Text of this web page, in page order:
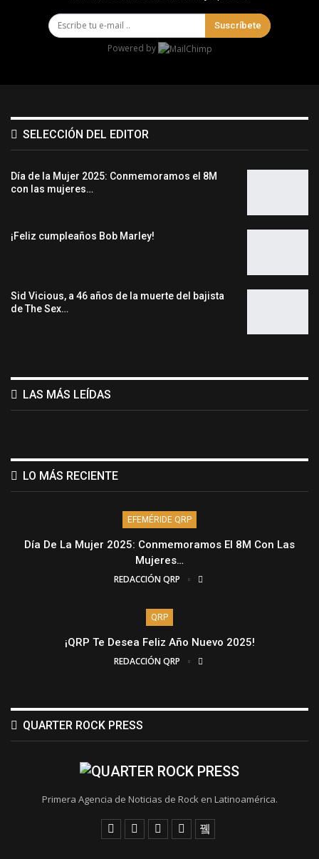
Suscríbete
Powered by
SELECCIÓN DEL EDITOR
Día de la Mujer 2025: Conmemoramos el 8M
con las mujeres…
¡Feliz cumpleaños Bob Marley!
Sid Vicious, a 46 años de la muerte del bajista
de The Sex…
LAS MÁS LEÍDAS
LO MÁS RECIENTE
EFEMÉRIDE QRP
Día De La Mujer 2025: Conmemoramos El 8M Con Las
Mujeres…
REDACCIÓN QRP
QRP
¡QRP Te Desea Feliz Año Nuevo 2025!
REDACCIÓN QRP
QUARTER ROCK PRESS
Primera Agencia de Noticias de Rock en Latinoamérica.